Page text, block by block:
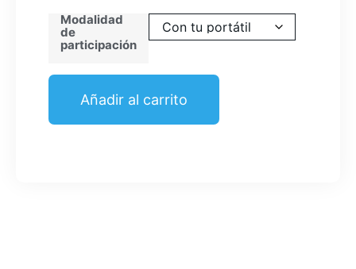
Modalidad
de
participación
Añadir al carrito